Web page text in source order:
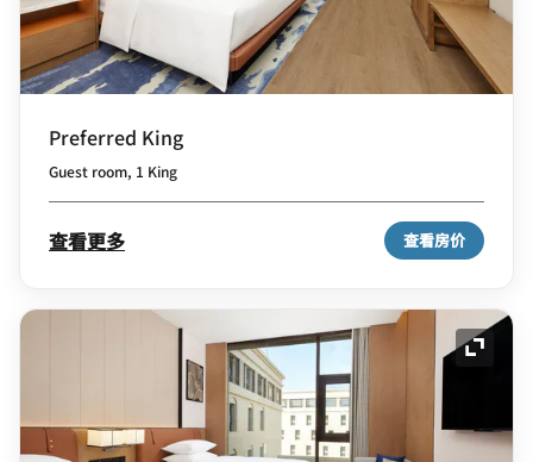
Preferred King
Guest room, 1 King
查看更多 查看房价
展开